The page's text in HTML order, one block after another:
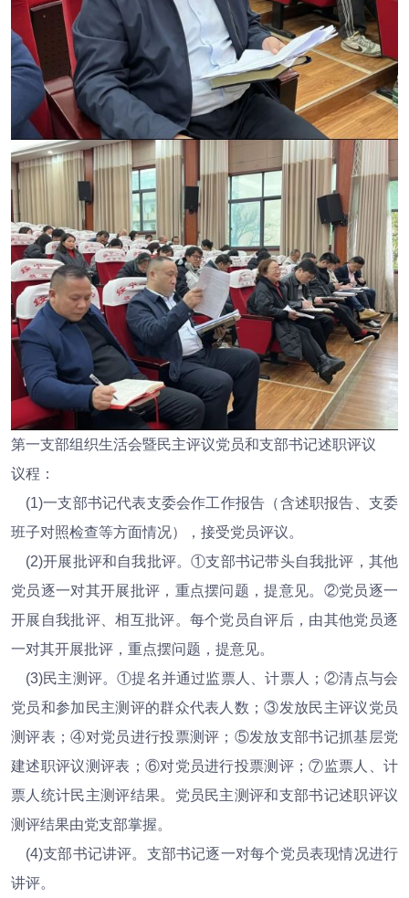
第一支部组织生活会暨民主评议党员和支部书记述职评议
议程：
(1)一支部书记代表支委会作工作报告（含述职报告、支委
班子对照检查等方面情况），接受党员评议。
(2)开展批评和自我批评。①支部书记带头自我批评，其他
党员逐一对其开展批评，重点摆问题，提意见。②党员逐一
开展自我批评、相互批评。每个党员自评后，由其他党员逐
一对其开展批评，重点摆问题，提意见。
(3)民主测评。①提名并通过监票人、计票人；②清点与会
党员和参加民主测评的群众代表人数；③发放民主评议党员
测评表；④对党员进行投票测评；⑤发放支部书记抓基层党
建述职评议测评表；⑥对党员进行投票测评；⑦监票人、计
票人统计民主测评结果。党员民主测评和支部书记述职评议
测评结果由党支部掌握。
(4)支部书记讲评。支部书记逐一对每个党员表现情况进行
讲评。